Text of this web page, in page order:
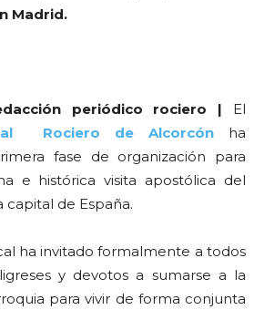
Madrid.
periódico rociero | El
Rociero de Alcorcónha
fase de organización para
e histórica visita apostólica del
capital de España.
ha invitado formalmente a todos
y devotos a sumarse a la
para vivir de forma conjunta